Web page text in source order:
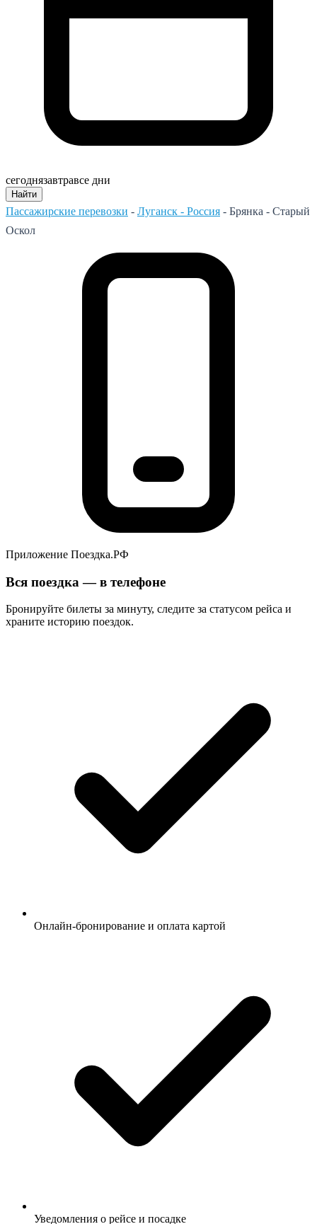
сегоднязавтравсе дни
Найти
Пассажирские перевозки - Луганск - Россия - Брянка - Старый
Оскол
Приложение Поездка.РФ
Вся поездка — в телефоне
Бронируйте билеты за минуту, следите за статусом рейса и
храните историю поездок.
Онлайн-бронирование и оплата картой
Уведомления о рейсе и посадке